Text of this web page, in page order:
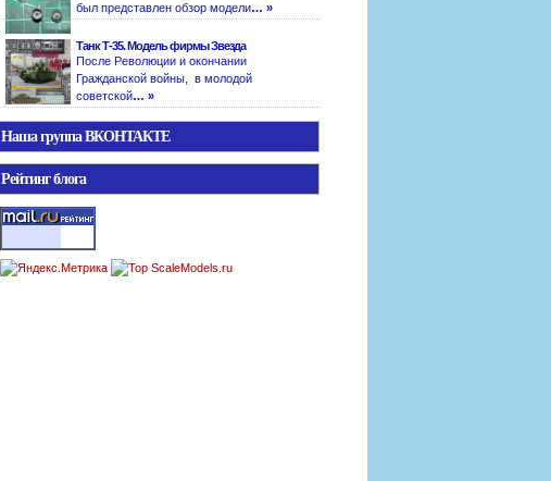
был представлен обзор модели… »
Танк Т-35. Модель фирмы Звезда
После Революции и окончании
Гражданской войны, в молодой
советской… »
Наша группа ВКОНТАКТЕ
Рейтинг блога